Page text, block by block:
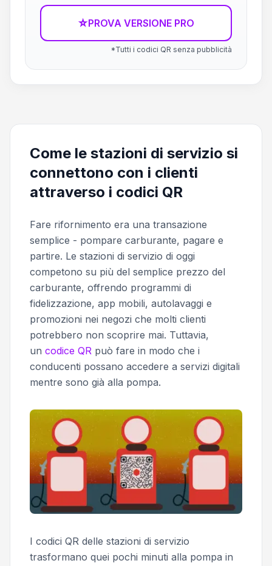
☆PROVA VERSIONE PRO
*Tutti i codici QR senza pubblicità
Come le stazioni di servizio si
connettono con i clienti
attraverso i codici QR
Fare rifornimento era una transazione
semplice - pompare carburante, pagare e
partire. Le stazioni di servizio di oggi
competono su più del semplice prezzo del
carburante, offrendo programmi di
fidelizzazione, app mobili, autolavaggi e
promozioni nei negozi che molti clienti
potrebbero non scoprire mai. Tuttavia,
un codice QR può fare in modo che i
conducenti possano accedere a servizi digitali
mentre sono già alla pompa.
I codici QR delle stazioni di servizio
trasformano quei pochi minuti alla pompa in